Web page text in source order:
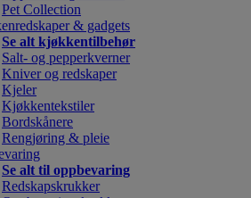
Pet Collection
& gadgets
Se alt kjøkkentilbehør
Salt- og pepperkverner
Kniver og redskaper
Kjeler
Kjøkkentekstiler
Bordskånere
Rengjøring & pleie
Se alt til oppbevaring
Redskapskrukker